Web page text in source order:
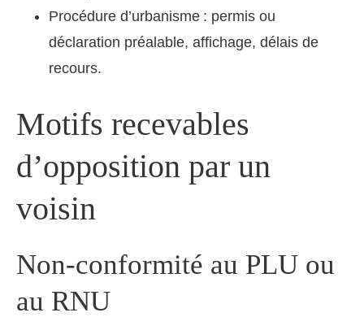
Procédure d’urbanisme : permis ou
déclaration préalable, affichage, délais de
recours.
Motifs recevables
d’opposition par un
voisin
Non-conformité au PLU ou
au RNU